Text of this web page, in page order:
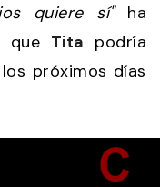
quiere sí"ha
que Tita podría
próximos días